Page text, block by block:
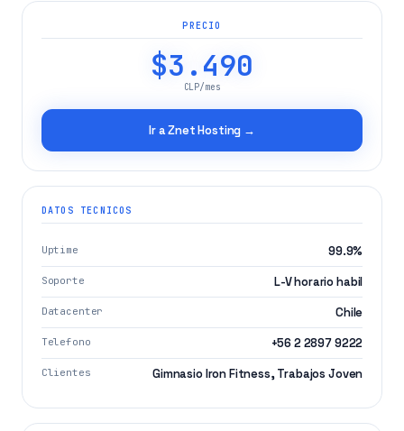
PRECIO
$3.490
CLP/mes
Ir a Znet Hosting →
DATOS TECNICOS
Uptime 99.9%
Soporte L-V horario habil
Datacenter Chile
Telefono +56 2 2897 9222
Clientes Gimnasio Iron Fitness, Trabajos Joven